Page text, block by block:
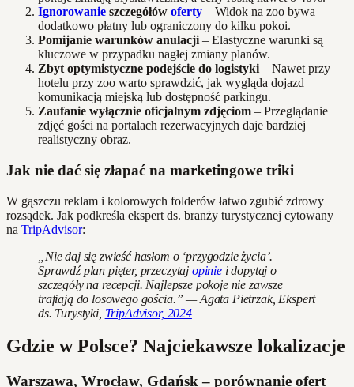
Ignorowanie szczegółów oferty – Widok na zoo bywa
dodatkowo płatny lub ograniczony do kilku pokoi.
Pomijanie warunków anulacji – Elastyczne warunki są
kluczowe w przypadku nagłej zmiany planów.
Zbyt optymistyczne podejście do logistyki – Nawet przy
hotelu przy zoo warto sprawdzić, jak wygląda dojazd
komunikacją miejską lub dostępność parkingu.
Zaufanie wyłącznie oficjalnym zdjęciom – Przeglądanie
zdjęć gości na portalach rezerwacyjnych daje bardziej
realistyczny obraz.
Jak nie dać się złapać na marketingowe triki
W gąszczu reklam i kolorowych folderów łatwo zgubić zdrowy
rozsądek. Jak podkreśla ekspert ds. branży turystycznej cytowany
na TripAdvisor:
„Nie daj się zwieść hasłom o ‘przygodzie życia’.
Sprawdź plan pięter, przeczytaj opiniei dopytaj o
szczegóły na recepcji. Najlepsze pokoje nie zawsze
trafiają do losowego gościa.” — Agata Pietrzak, Ekspert
ds. Turystyki, TripAdvisor, 2024
Gdzie w Polsce? Najciekawsze lokalizacje
Warszawa, Wrocław, Gdańsk – porównanie ofert